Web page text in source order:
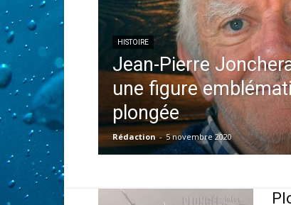
HISTOIRE
Jean-Pierre
une figure
plongée
Rédaction - 5 novembre 2020